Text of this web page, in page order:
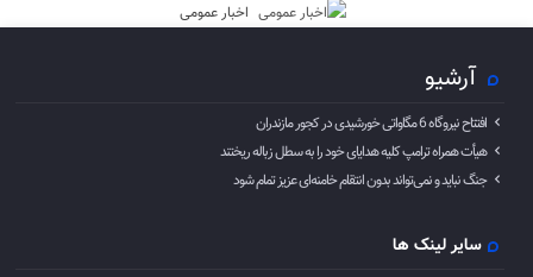
اخبار عمومی
آرشیو
افتتاح نیروگاه 6 مگاواتی خورشیدی در کجور مازندران
هیأت همراه ترامپ کلیه هدایای خود را به سطل زباله ریختند
جنگ نباید و نمی‌تواند بدون انتقام خامنه‌ای عزیز تمام شود
سایر لینک ها